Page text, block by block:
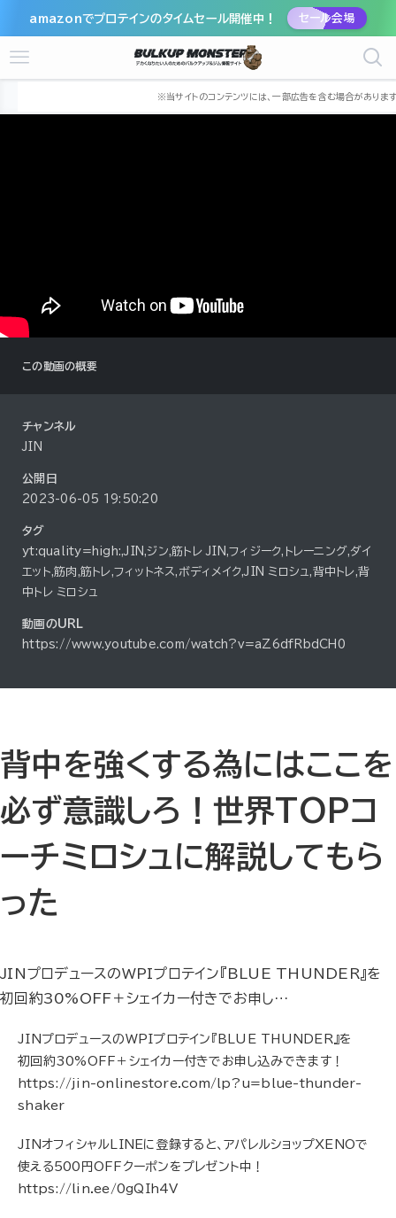
amazonでプロテインのタイムセール開催中！ セール会場
JIN
この動画の概要
チャンネル
JIN
公開日
2023-06-05 19:50:20
タグ
yt:quality=high:,JIN,ジン,筋トレ JIN,フィジーク,トレーニング,ダイ
エット,筋肉,筋トレ,フィットネス,ボディメイク,JIN ミロシュ,背中トレ,背
中トレ ミロシュ
動画のURL
https://www.youtube.com/watch?v=aZ6dfRbdCH0
背中を強くする為にはここを
必ず意識しろ！世界TOPコ
ーチミロシュに解説してもら
った
JINプロデュースのWPIプロテイン『BLUE THUNDER』を
初回約30%OFF＋シェイカー付きでお申し…
JINプロデュースのWPIプロテイン『BLUE THUNDER』を
初回約30%OFF＋シェイカー付きでお申し込みできます！
https://jin-onlinestore.com/lp?u=blue-thunder-
shaker
JINオフィシャルLINEに登録すると、アパレルショップXENOで
使える500円OFFクーポンをプレゼント中！
https://lin.ee/0gQIh4V